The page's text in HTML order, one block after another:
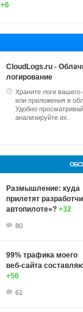
+6
CloudLogs.ru -
логирование
Храните логи вашего
или приложения в
Удобно
анализируйте их.
Размышление: куда
прилетят
автопилоте»? +32
80
99% трафика моего
веб‑сайта
+56
61